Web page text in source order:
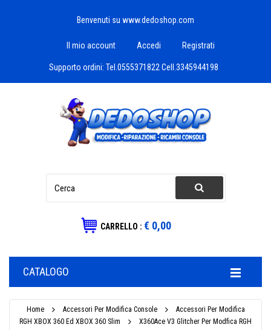
Benvenuti su www.dedoshop.com
Il mio account Accedi Registrati
Supporto ordini: Tel.0555371822 Cell.3345944198
CARRELLO : € 0,00
CATALOGO
Home Accessori Per Modifica Console
Accessori Per Modifica
RGH XBOX 360 Ed XBOX 360 Slim
X360Ace V3 Glitcher Per Modfica RGH